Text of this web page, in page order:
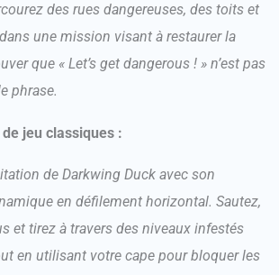
des rues dangereuses, des toits et
une mission visant à restaurer la
que « Let’s get dangerous ! » n’est pas
phrase.
jeu classiques :
de Darkwing Duck avec son
en défilement horizontal. Sautez,
et tirez à travers des niveaux infestés
en utilisant votre cape pour bloquer les